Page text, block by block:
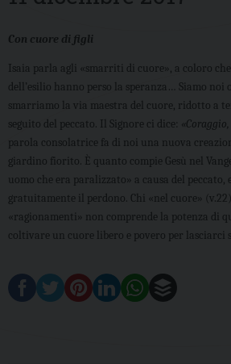
Con cuore di figli
Isaia parla agli «smarriti di cuore», a coloro che
dell’esilio hanno perso la speranza… Siamo
smarriamo la via maestra del cuore, ridotto a
seguito del peccato. Il Signore ci dice:
parola consolatrice fa di noi una nuova
giardino fiorito. È quanto compie Gesù nel
uomo che era paralizzato» a causa del peccato,
gratuitamente il perdono. Chi «nel cuore»
«ragionamenti» non comprende la potenza di
coltivare un cuore libero e povero per lasciarci